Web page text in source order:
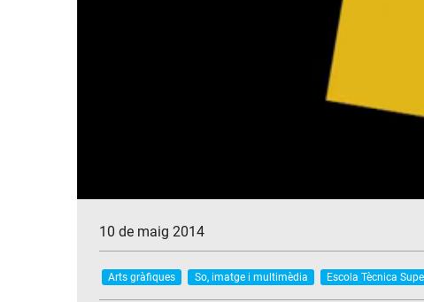
10 de maig 2014
Arts gràfiques So, imatge i multimèdia Escola Tècnica